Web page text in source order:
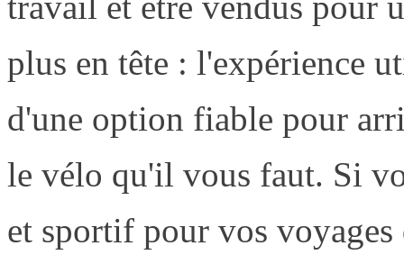
plus en tête : l'expérience
d'une option fiable pour
le vélo qu'il vous faut. Si
et sportif pour vos